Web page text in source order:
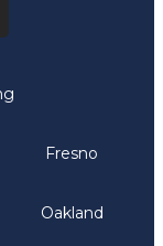
Fresno
Oakland